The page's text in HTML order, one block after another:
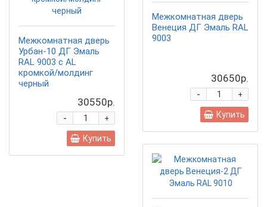
Межкомнатная дверь
Урбан-10 ДГ Эмаль
RAL 9003 c AL
кромкой/молдинг
черный
30550р.
+
-
Купить
Межкомнатная дверь
Венеция ДГ Эмаль RAL
9003
30650р.
+
-
Купить